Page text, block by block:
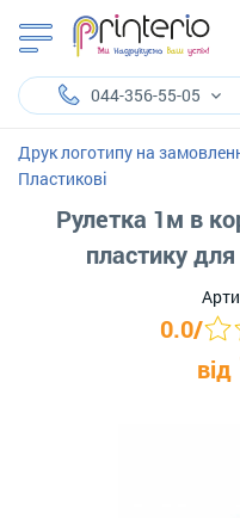
044-356-55-05
Друк логотипу на
Пластикові
Рулетка 1м в
пластику
0.0/
від